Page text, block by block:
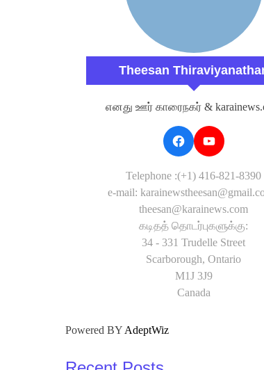
Theesan
எனது ஊர் காரைநகர் &
Telephone :(+1) 416-821-8390
e-mail:
theesan@karainews.com
கடிதத் தொடர்புகளுக்கு:
34 - 331 Trudelle Street
Scarborough, Ontario
M1J 3J9
Canada
Powered BY AdeptWiz